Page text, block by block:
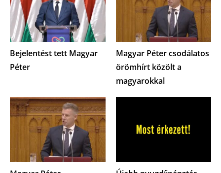
Bejelentést tett Magyar
Péter
Magyar Péter csodálatos
örömhírt közölt a
magyarokkal